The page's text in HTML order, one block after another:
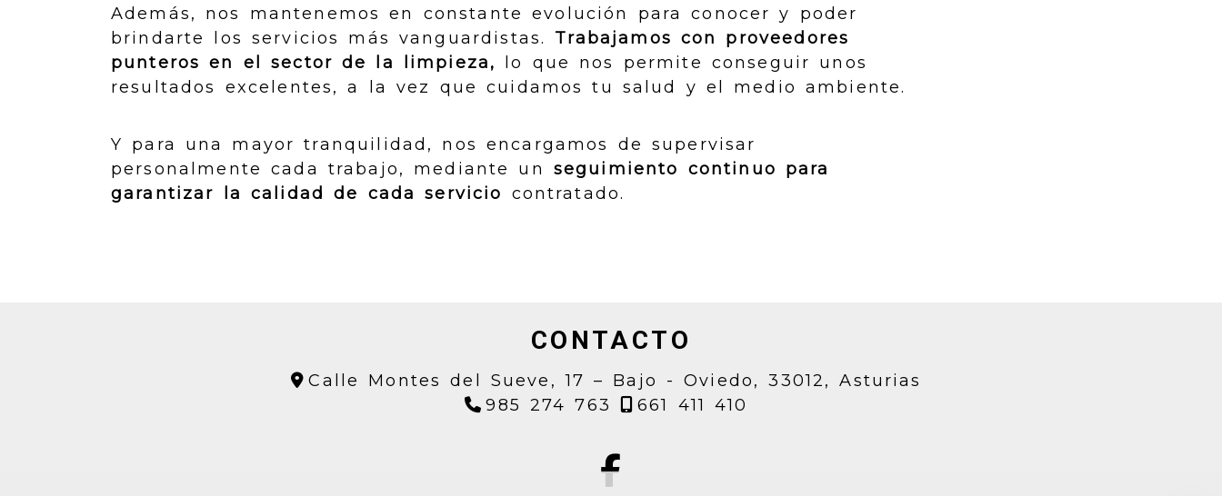
Además, nos mantenemos en constante evolución para conocer y poder
brindarte los servicios más vanguardistas. Trabajamos con proveedores
punteros en el sector de la limpieza,
lo que nos permite conseguir unos
resultados excelentes, a la vez que cuidamos tu salud y el medio ambiente.
Y para una mayor tranquilidad, nos encargamos de supervisar
personalmente cada trabajo, mediante un seguimiento continuo para
garantizar la calidad de cada servicio contratado.
CONTACTO
Calle Montes del Sueve, 17 – Bajo -Oviedo,33012,Asturias
985 274 763
661 411 410